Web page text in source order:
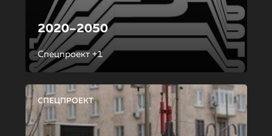
2020–2050
Спецпроект +1
СПЕЦПРОЕКТ